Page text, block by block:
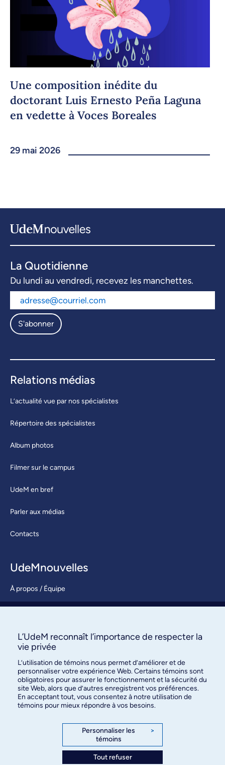
Une composition inédite du
doctorant Luis Ernesto Peña Laguna
en vedette à Voces Boreales
29 mai 2026
La Quotidienne
Du lundi au vendredi, recevez les manchettes.
S'abonner
Relations médias
L’actualité vue par nos spécialistes
Répertoire des spécialistes
Album photos
Filmer sur le campus
UdeM en bref
Parler aux médias
Contacts
UdeMnouvelles
À propos / Équipe
S’abonner
des relations publiques
3744, rue Jean-Brillant, bureau 490
Montréal (Québec) H3T 1P1
L’UdeM reconnaît l’importance de respecter la
vie privée
L’utilisation de témoins nous permet d’améliorer et de
personnaliser votre expérience Web. Certains témoins sont
obligatoires pour assurer le fonctionnement et la sécurité du
site Web, alors que d’autres enregistrent vos préférences.
En acceptant tout, vous consentez à notre utilisation de
témoins pour mieux répondre à vos besoins.
Personnaliser les
témoins
>
Tout refuser